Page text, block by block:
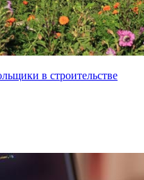
в строительстве